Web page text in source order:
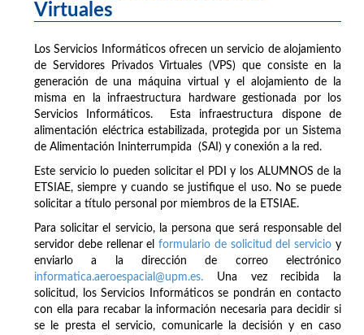
Virtuales
Los Servicios Informáticos ofrecen un servicio de alojamiento
de Servidores Privados Virtuales (VPS) que consiste en la
generación de una máquina virtual y el alojamiento de la
misma en la infraestructura hardware gestionada por los
Servicios Informáticos. Esta infraestructura dispone de
alimentación eléctrica estabilizada, protegida por un Sistema
de Alimentación Ininterrumpida (SAI) y conexión a la red.
Este servicio lo pueden solicitar el PDI y los ALUMNOS de la
ETSIAE, siempre y cuando se justifique el uso. No se puede
solicitar a título personal por miembros de la ETSIAE.
Para solicitar el servicio, la persona que será responsable del
servidor debe rellenar elformulario de solicitud del servicio y
enviarlo a la dirección de correo electrónico
informatica.aeroespacial@upm.es. Una vez recibida la
solicitud, los Servicios Informáticos se pondrán en contacto
con ella para recabar la información necesaria para decidir si
se le presta el servicio, comunicarle la decisión y en caso